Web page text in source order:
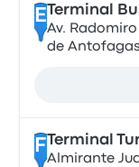
E Terminal
Av.
de
F Terminal
Almirante